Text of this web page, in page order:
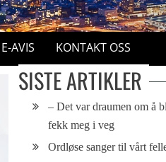
E-AVIS KONTAKT OSS
SISTE ARTIKLER
– Det var draumen om å
fekk meg i veg
Ordløse sanger til vårt